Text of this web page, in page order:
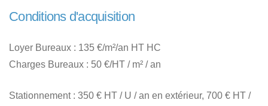
Conditions d'acquisition
Loyer Bureaux : 135 €/m²/an HT HC
Charges Bureaux : 50 €/HT / m² / an
Stationnement : 350 € HT / U / an en extérieur, 700 € HT /